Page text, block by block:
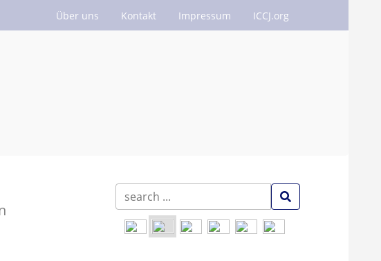
Über uns Kontakt Impressum ICCJ.org